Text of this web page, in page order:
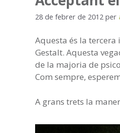
28 de febrer de 2012 per
Aquesta és la
Gestalt. Aquesta
de la majoria de
Com sempre,
A grans trets la